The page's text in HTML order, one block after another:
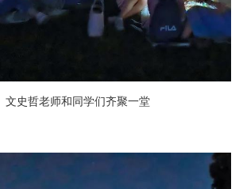
文史哲老师和同学们齐聚一堂